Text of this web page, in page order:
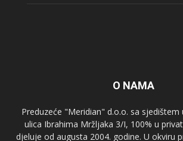
O NAMA
Preduzeće "Meridian" d.o.o. sa sjedištem
ulica Ibrahima Mržljaka 3/I, 100% u
djeluje od augusta 2004. godine. U okviru